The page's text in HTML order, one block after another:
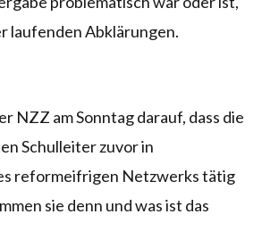
laufenden Abklärungen.
NZZ am Sonntag darauf, dass die
Schulleiter zuvor in
reformeifrigen Netzwerks tätig
sie denn und was ist das